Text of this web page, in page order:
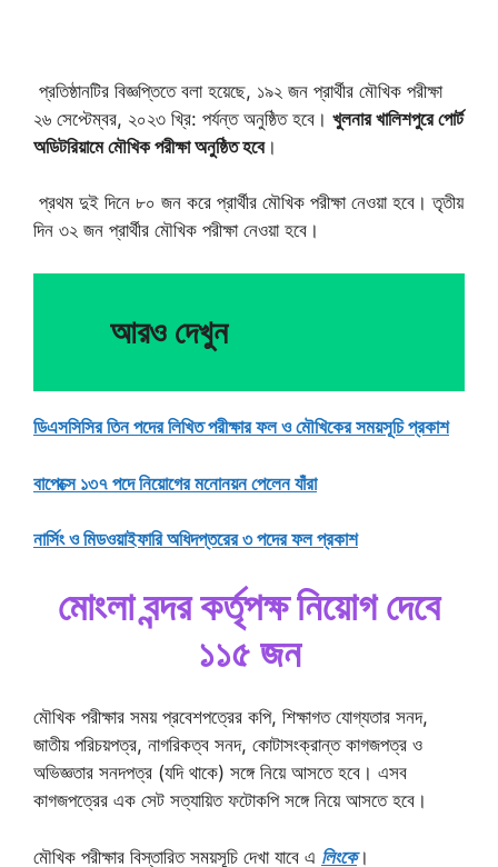
প্রতিষ্ঠানটির বিজ্ঞপ্তিতে বলা হয়েছে, ১৯২ জন প্রার্থীর মৌখিক পরীক্ষা
২৬ সেপ্টেম্বর, ২০২৩ খ্রি: পর্যন্ত অনুষ্ঠিত হবে। খুলনার খালিশপুরে পোর্ট
অডিটরিয়ামে মৌখিক পরীক্ষা অনুষ্ঠিত হবে।
প্রথম দুই দিনে ৮০ জন করে প্রার্থীর মৌখিক পরীক্ষা নেওয়া হবে। তৃতীয়
দিন ৩২ জন প্রার্থীর মৌখিক পরীক্ষা নেওয়া হবে।
আরও দেখুন
ডিএসসিসির তিন পদের লিখিত পরীক্ষার ফল ও মৌখিকের সময়সূচি প্রকাশ
বাপেক্সে ১৩৭ পদে নিয়োগের মনোনয়ন পেলেন যাঁরা
নার্সিং ও মিডওয়াইফারি অধিদপ্তরের ৩ পদের ফল প্রকাশ
মোংলা বন্দর কর্তৃপক্ষ নিয়োগ দেবে
১১৫ জন
মৌখিক পরীক্ষার সময় প্রবেশপত্রের কপি, শিক্ষাগত যোগ্যতার সনদ,
জাতীয় পরিচয়পত্র, নাগরিকত্ব সনদ, কোটাসংক্রান্ত কাগজপত্র ও
অভিজ্ঞতার সনদপত্র (যদি থাকে) সঙ্গে নিয়ে আসতে হবে। এসব
কাগজপত্রের এক সেট সত্যায়িত ফটোকপি সঙ্গে নিয়ে আসতে হবে।
মৌখিক পরীক্ষার বিস্তারিত সময়সূচি দেখা যাবে এ লিংকে।